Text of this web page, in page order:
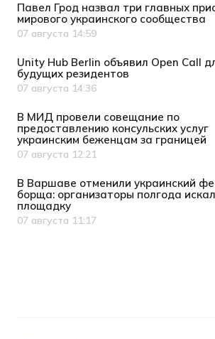
Павел Грод назвал три главных
мирового украинского сообщества
Дата публикации
07 августа 14:59
Unity Hub Berlin объявил Open Call
будущих резидентов
Дата публикации
07 августа 14:36
В МИД провели совещание по
предоставлению консульских услуг
украинским беженцам за границей
Дата публикации
07 августа 12:21
В Варшаве отменили украинский
борща: организаторы полгода
площадку
Дата публикации
07 августа 11:17